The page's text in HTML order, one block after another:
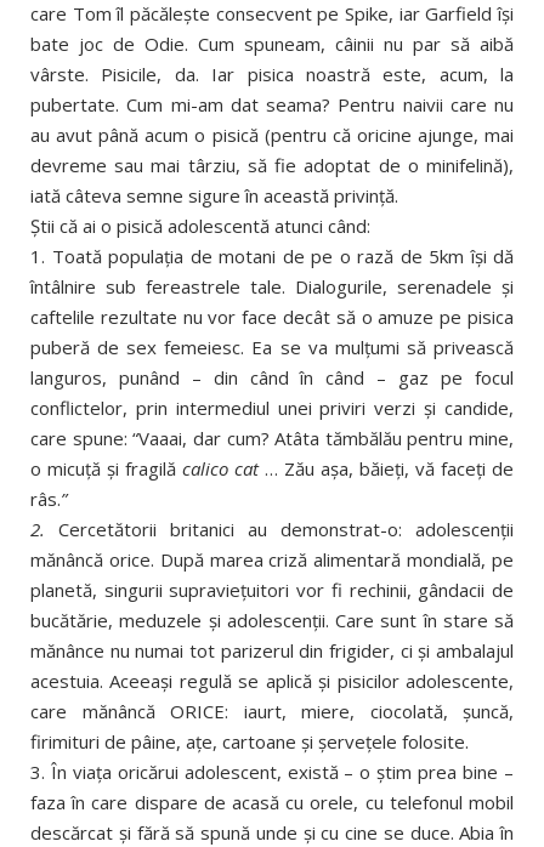
care Tom îl păcăleşte consecvent pe Spike, iar Garfield îşi
bate joc de Odie. Cum spuneam, câinii nu par să aibă
vârste. Pisicile, da. Iar pisica noastră este, acum, la
pubertate. Cum mi-am dat seama? Pentru naivii care nu
au avut până acum o pisică (pentru că oricine ajunge, mai
devreme sau mai târziu, să fie adoptat de o minifelină),
iată câteva semne sigure în această privinţă.
Ştii că ai o pisică adolescentă atunci când:
1. Toată populaţia de motani de pe o rază de 5km îşi dă
întâlnire sub fereastrele tale. Dialogurile, serenadele şi
caftelile rezultate nu vor face decât să o amuze pe pisica
puberă de sex femeiesc. Ea se va mulţumi să privească
languros, punând – din când în când – gaz pe focul
conflictelor, prin intermediul unei priviri verzi şi candide,
care spune: “Vaaai, dar cum? Atâta tămbălău pentru mine,
o micuţă şi fragilă calico cat … Zău aşa, băieţi, vă faceţi de
râs.”
2. Cercetătorii britanici au demonstrat-o: adolescenţii
mănâncă orice. După marea criză alimentară mondială, pe
planetă, singurii supravieţuitori vor fi rechinii, gândacii de
bucătărie, meduzele şi adolescenţii. Care sunt în stare să
mănânce nu numai tot parizerul din frigider, ci şi ambalajul
acestuia. Aceeaşi regulă se aplică şi pisicilor adolescente,
care mănâncă ORICE: iaurt, miere, ciocolată, şuncă,
firimituri de pâine, aţe, cartoane şi şerveţele folosite.
3. În viaţa oricărui adolescent, există – o ştim prea bine –
faza în care dispare de acasă cu orele, cu telefonul mobil
descărcat şi fără să spună unde şi cu cine se duce. Abia în